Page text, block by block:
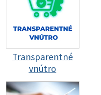
Transparentné
vnútro